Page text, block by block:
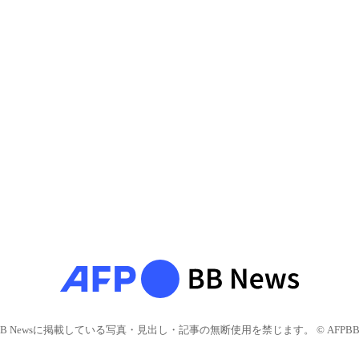
Newsに掲載している写真・見出し・記事の無断使用を禁じます。 © AFPBB